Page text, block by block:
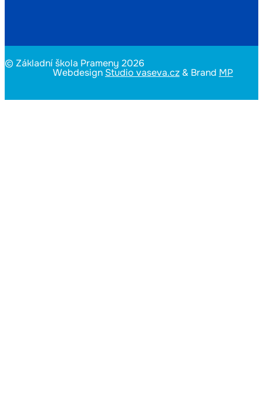
© Základní škola Prameny 2026
Webdesign Studio vaseva.cz & Brand MP